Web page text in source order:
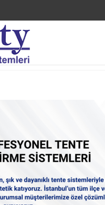
Arnavutköy Balaban Tenteci